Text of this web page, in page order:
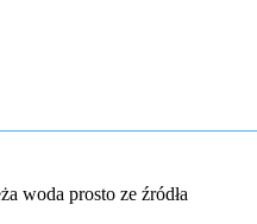
woda prosto ze źródła